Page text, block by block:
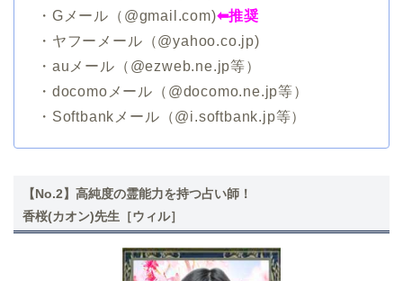
・Gメール（@gmail.com)⬅︎推奨
・ヤフーメール（@yahoo.co.jp)
・auメール（@ezweb.ne.jp等）
・docomoメール（@docomo.ne.jp等）
・Softbankメール（@i.softbank.jp等）
【No.2】高純度の霊能力を持つ占い師！
香桜(カオン)先生［ウィル］